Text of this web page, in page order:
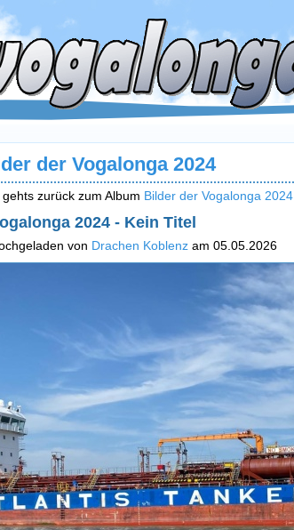
der Vogalonga 2024
gehts zurück zum Album Bilder der Vogalonga 2024
2024 - Kein Titel
von Drachen Koblenz am 05.05.2026